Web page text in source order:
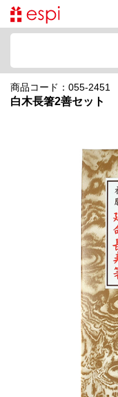
商品コード：055-2451
白木長箸2善セット
新規会員登録
お問い合わせフォーム